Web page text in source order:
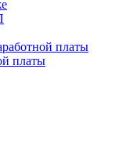
платы
платы